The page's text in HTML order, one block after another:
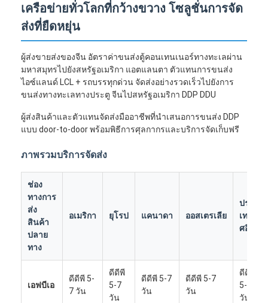
เครือข่ายทั่วโลกที่กว้างขวาง โซลูชั่นการจัด
ส่งที่ยืดหยุ่น
ผู้ส่งขายส่งของจีน อัตราค่าขนส่งตู้คอนเทนเนอร์ทางทะเลผ่าน
มหาสมุทรไปยังสหรัฐอเมริกา แอตแลนตา ตัวแทนการขนส่ง
ไอซ์แลนด์ LCL + รถบรรทุกด่วน จัดส่งอย่างรวดเร็วไปยังการ
ขนส่งทางทะเลทางประตู จีนไปสหรัฐอเมริกา DDP DDU
ผู้ส่งสินค้าและตัวแทนจัดส่งมืออาชีพที่นำเสนอการขนส่ง DDP
แบบ door-to-door พร้อมพิธีการศุลกากรและบริการจัดเก็บฟรี
ภาพรวมบริการจัดส่ง
ช่อง
ทางการ
ส่ง
สินค้า
ปลาย
ทาง
อเมริกา ยุโรป แคนาดา ออสเตรเลีย
ประ
เท
ศอื่นๆ
เอฟบีเอ
ดีดีพี 5-
7 วัน
ดีดีพี
5-7
วัน
ดีดีพี 5-7
วัน
ดีดีพี 5-7
วัน
ดีดีพี
5-7
วัน